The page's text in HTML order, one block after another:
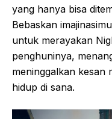
yang hanya bisa
Bebaskan
untuk merayakan
penghuninya,
meninggalkan kesan
hidup di sana.